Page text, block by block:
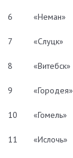
6 «Неман»
7 «Слуцк»
8 «Витебск»
9 «Городея»
10 «Гомель»
11 «Ислочь»